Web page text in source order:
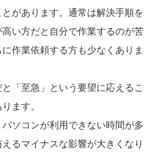
があります。通常は解決手順を
い方だと自分で作業するのが苦
作業依頼する方も少なくありま
「至急」という要望に応えるこ
ます。
ソコンが利用できない時間が多
るマイナスな影響が大きくなり